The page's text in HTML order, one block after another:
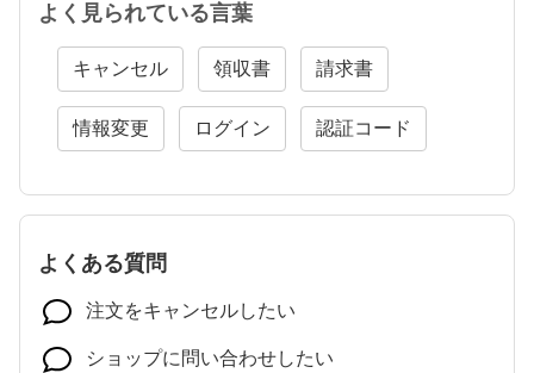
よくある質問
注文をキャンセルしたい
ショップに問い合わせしたい
よく見られている言葉
キャンセル 領収書 請求書
情報変更 ログイン 認証コード